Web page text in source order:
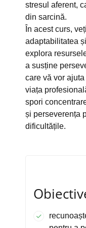
stresul aferent,
din sarcină.
În acest curs,
adaptabilitatea
explora
a susține
care vă vor
viața
spori
și perseverența
dificultățile.